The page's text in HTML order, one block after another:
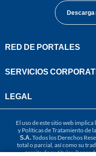
Descarga
RED DE PORTALES
SERVICIOS
LEGAL
El uso de este sitio web implica
y Políticas de Tratamiento de
S.A.Todos los Derechos
total o parcial, así como su
escrita de su titular.